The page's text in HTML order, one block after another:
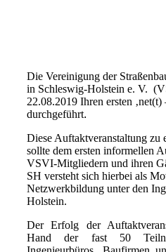
Die Vereinigung der
in Schleswig-Holstein e. V.
22.08.2019 Ihren ersten
durchgeführt.
Diese Auftaktveranstaltung zu
sollte dem ersten informellen
VSVI-Mitgliedern und ihren
SH versteht sich hierbei als
Netzwerkbildung unter den
Holstein.
Der Erfolg der
Hand der fast 50